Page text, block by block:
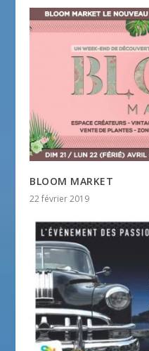
BLOOM MARKET
22 février 2019